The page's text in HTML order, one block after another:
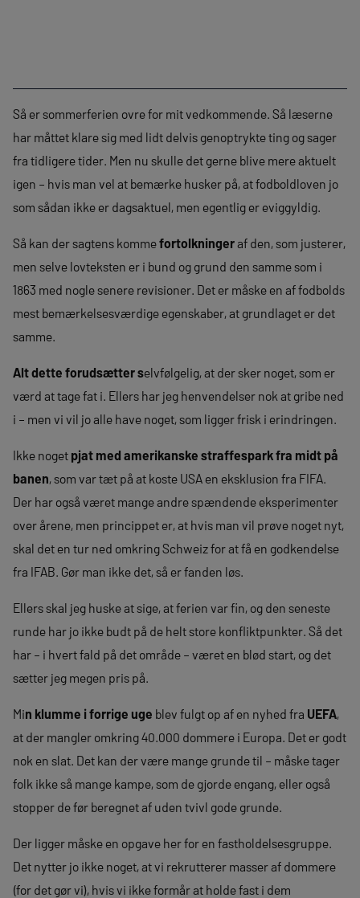
Så er sommerferien ovre for mit vedkommende. Så læserne
har måttet klare sig med lidt delvis genoptrykte ting og sager
fra tidligere tider. Men nu skulle det gerne blive mere aktuelt
igen – hvis man vel at bemærke husker på, at fodboldloven jo
som sådan ikke er dagsaktuel, men egentlig er eviggyldig.
Så kan der sagtens kommefortolkningeraf den, som justerer,
men selve lovteksten er i bund og grund den samme som i
1863 med nogle senere revisioner. Det er måske en af fodbolds
mest bemærkelsesværdige egenskaber, at grundlaget er det
samme.
Alt dette forudsætter selvfølgelig, at der sker noget, som er
værd at tage fat i. Ellers har jeg henvendelser nok at gribe ned
i – men vi vil jo alle have noget, som ligger frisk i erindringen.
Ikke noget pjat med amerikanske straffespark fra midt på
banen, som var tæt på at koste USA en eksklusion fra FIFA.
Der har også været mange andre spændende eksperimenter
over årene, men princippet er, at hvis man vil prøve noget nyt,
skal det en tur ned omkring Schweiz for at få en godkendelse
fra IFAB. Gør man ikke det, så er fanden løs.
Ellers skal jeg huske at sige, at ferien var fin, og den seneste
runde har jo ikke budt på de helt store konfliktpunkter. Så det
har – i hvert fald på det område – været en blød start, og det
sætter jeg megen pris på.
Min klumme i forrige uge blev fulgt op af en nyhed fra UEFA,
at der mangler omkring 40.000 dommere i Europa. Det er godt
nok en slat. Det kan der være mange grunde til – måske tager
folk ikke så mange kampe, som de gjorde engang, eller også
stopper de før beregnet af uden tvivl gode grunde.
Der ligger måske en opgave her for en fastholdelsesgruppe.
Det nytter jo ikke noget, at vi rekrutterer masser af dommere
(for det gør vi), hvis vi ikke formår at holde fast i dem